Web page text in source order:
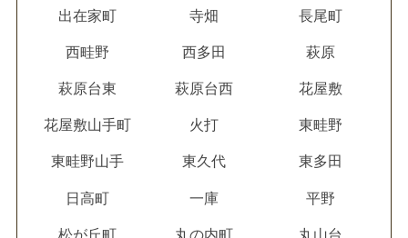
出在家町 寺畑 長尾町
西畦野 西多田 萩原
萩原台東 萩原台西 花屋敷
花屋敷山手町 火打 東畦野
東畦野山手 東久代 東多田
日高町 一庫 平野
松が丘町 丸の内町 丸山台